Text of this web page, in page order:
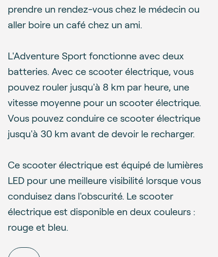
prendre un rendez-vous chez le médecin ou
aller boire un café chez un ami.
L'Adventure Sport fonctionne avec deux
batteries. Avec ce scooter électrique, vous
pouvez rouler jusqu'à 8 km par heure, une
vitesse moyenne pour un scooter électrique.
Vous pouvez conduire ce scooter électrique
jusqu'à 30 km avant de devoir le recharger.
Ce scooter électrique est équipé de lumières
LED pour une meilleure visibilité lorsque vous
conduisez dans l'obscurité. Le scooter
électrique est disponible en deux couleurs :
rouge et bleu.